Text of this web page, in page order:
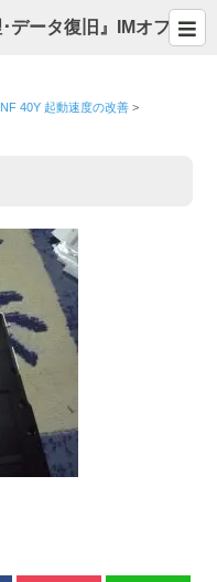
データ復旧』IMオフ
40Y 起動速度の改善 >